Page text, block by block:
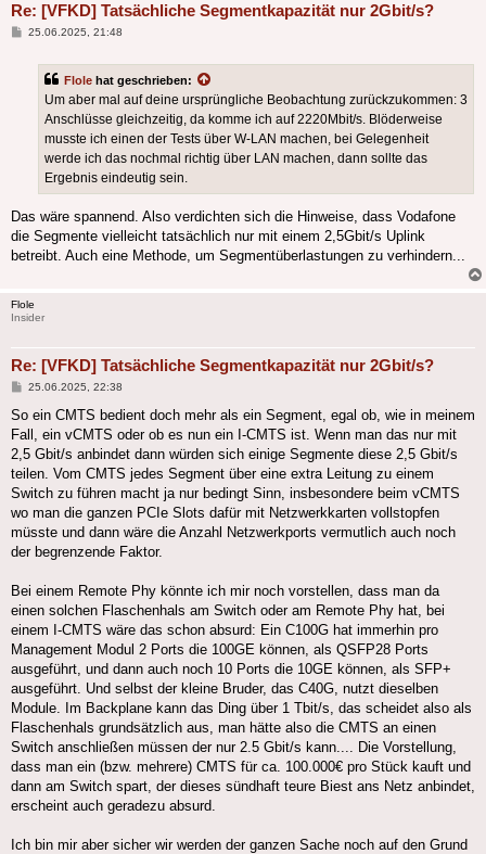
Re: [VFKD] Tatsächliche Segmentkapazität nur 2Gbit/s?
Beitrag
25.06.2025, 21:48
Flole hat geschrieben:
Um aber mal auf deine ursprüngliche Beobachtung zurückzukommen: 3
Anschlüsse gleichzeitig, da komme ich auf 2220Mbit/s. Blöderweise
musste ich einen der Tests über W-LAN machen, bei Gelegenheit
werde ich das nochmal richtig über LAN machen, dann sollte das
Ergebnis eindeutig sein.
Das wäre spannend. Also verdichten sich die Hinweise, dass Vodafone
die Segmente vielleicht tatsächlich nur mit einem 2,5Gbit/s Uplink
betreibt. Auch eine Methode, um Segmentüberlastungen zu verhindern...
Flole
Insider
Re: [VFKD] Tatsächliche Segmentkapazität nur 2Gbit/s?
Beitrag
25.06.2025, 22:38
So ein CMTS bedient doch mehr als ein Segment, egal ob, wie in meinem
Fall, ein vCMTS oder ob es nun ein I-CMTS ist. Wenn man das nur mit
2,5 Gbit/s anbindet dann würden sich einige Segmente diese 2,5 Gbit/s
teilen. Vom CMTS jedes Segment über eine extra Leitung zu einem
Switch zu führen macht ja nur bedingt Sinn, insbesondere beim vCMTS
wo man die ganzen PCIe Slots dafür mit Netzwerkkarten vollstopfen
müsste und dann wäre die Anzahl Netzwerkports vermutlich auch noch
der begrenzende Faktor.
Bei einem Remote Phy könnte ich mir noch vorstellen, dass man da
einen solchen Flaschenhals am Switch oder am Remote Phy hat, bei
einem I-CMTS wäre das schon absurd: Ein C100G hat immerhin pro
Management Modul 2 Ports die 100GE können, als QSFP28 Ports
ausgeführt, und dann auch noch 10 Ports die 10GE können, als SFP+
ausgeführt. Und selbst der kleine Bruder, das C40G, nutzt dieselben
Module. Im Backplane kann das Ding über 1 Tbit/s, das scheidet also als
Flaschenhals grundsätzlich aus, man hätte also die CMTS an einen
Switch anschließen müssen der nur 2.5 Gbit/s kann.... Die Vorstellung,
dass man ein (bzw. mehrere) CMTS für ca. 100.000€ pro Stück kauft und
dann am Switch spart, der dieses sündhaft teure Biest ans Netz anbindet,
erscheint auch geradezu absurd.
Ich bin mir aber sicher wir werden der ganzen Sache noch auf den Grund